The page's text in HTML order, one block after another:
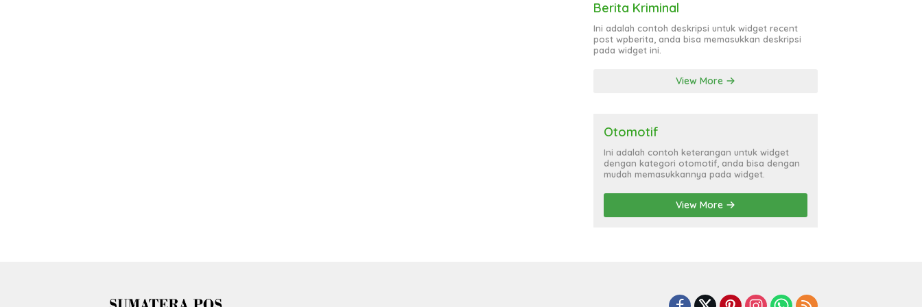
Berita Kriminal
Ini adalah contoh deskripsi untuk widget recent
post wpberita, anda bisa memasukkan deskripsi
pada widget ini.
View More
Otomotif
Ini adalah contoh keterangan untuk widget
dengan kategori otomotif, anda bisa dengan
mudah memasukkannya pada widget.
View More